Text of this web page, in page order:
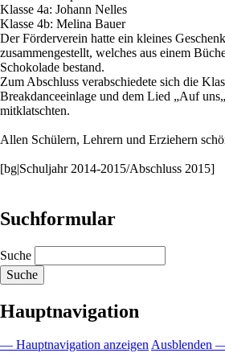
Klasse 4a: Johann Nelles
Klasse 4b: Melina Bauer
Der Förderverein hatte ein kleines
zusammengestellt, welches aus einem
Schokolade bestand.
Zum Abschluss verabschiedete sich die
Breakdanceeinlage und dem Lied „Auf
mitklatschten.
Allen Schülern, Lehrern und Erziehern
[bg|Schuljahr 2014-2015/Abschluss 2015]
Suchformular
Suche
Hauptnavigation
— Hauptnavigation anzeigenAusblenden